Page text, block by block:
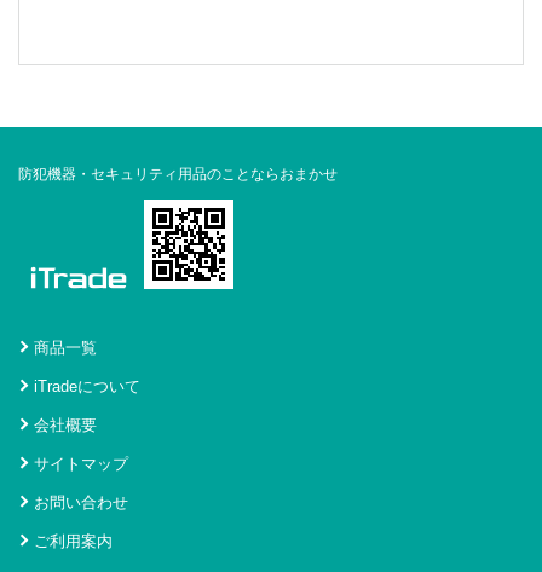
防犯機器・セキュリティ用品のことならおまかせ
商品一覧
iTradeについて
会社概要
サイトマップ
お問い合わせ
ご利用案内